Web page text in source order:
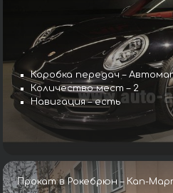
Коробка передач –
Количество мест – 2
Навигация – есть
Прокат в Рокебрюн – Кап-